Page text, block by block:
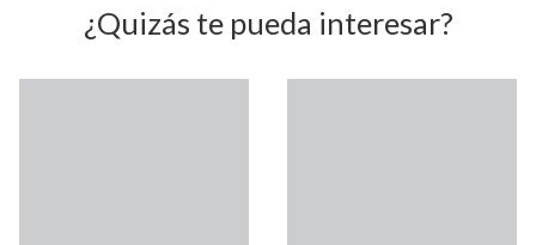
¿Quizás te pueda interesar?